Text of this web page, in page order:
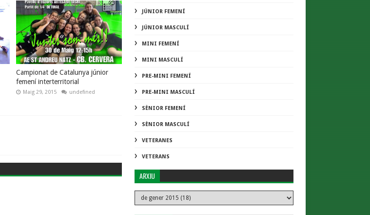
Campionat de Catalunya júnior
femení interterritorial
Maig 29, 2015 undefined
JÚNIOR FEMENÍ
JÚNIOR MASCULÍ
MINI FEMENÍ
MINI MASCULÍ
PRE-MINI FEMENÍ
PRE-MINI MASCULÍ
SÈNIOR FEMENÍ
SÈNIOR MASCULÍ
VETERANES
VETERANS
ARXIU